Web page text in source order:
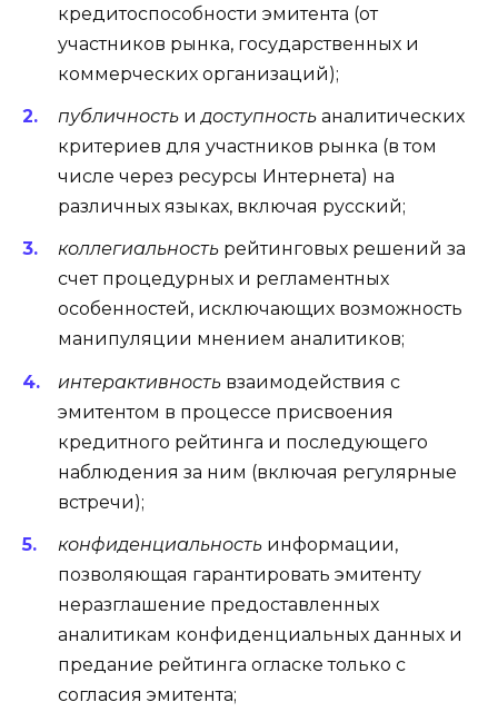
кредитоспособности эмитента (от
участников рынка, государственных и
коммерческих организаций);
публичность идоступность аналитических
критериев для участников рынка (в том
числе через ресурсы Интернета) на
различных языках, включая русский;
коллегиальность рейтинговых решений за
счет процедурных и регламентных
особенностей, исключающих возможность
манипуляции мнением аналитиков;
интерактивность взаимодействия с
эмитентом в процессе присвоения
кредитного рейтинга и последующего
наблюдения за ним (включая регулярные
встречи);
конфиденциальность информации,
позволяющая гарантировать эмитенту
неразглашение предоставленных
аналитикам конфиденциальных данных и
предание рейтинга огласке только с
согласия эмитента;